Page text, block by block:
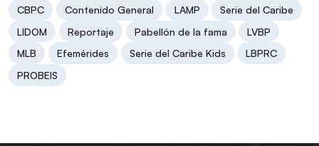
CBPC Contenido General LAMP
Serie del Caribe
LIDOM
Reportaje Pabellón de la fama
LVBP
MLB
Efemérides Serie del Caribe Kids
LBPRC
PROBEIS